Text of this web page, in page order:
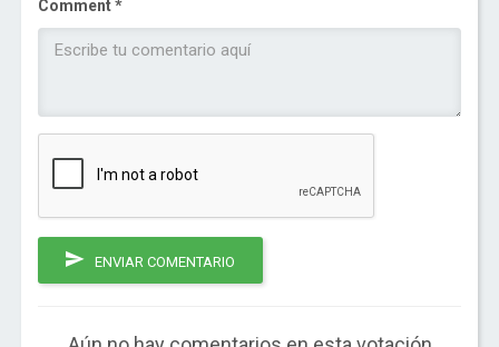
Comment *
ENVIAR COMENTARIO